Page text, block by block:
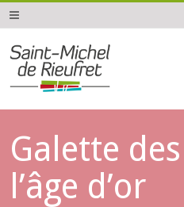
Galette
l’âge d’or